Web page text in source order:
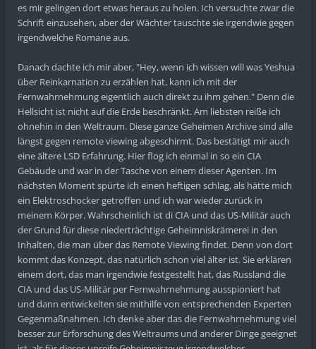
es mir gelingen dort etwas heraus zu holen. Ich versuchte zwar die
Schrift einzusehen, aber der Wächter tauschte sie irgendwie gegen
irgendwelche Romane aus.
Danach dachte ich mir aber, "Hey, wenn ich wissen will was Yeshua
über Reinkarnation zu erzählen hat, kann ich mit der
Fernwahrnehmung eigentlich auch direkt zu ihm gehen." Denn die
Hellsicht ist nicht auf die Erde beschränkt. Am liebsten reiße ich
ohnehin in den Weltraum. Diese ganze Geheimen Archive sind alle
längst gegen remote viewing abgeschirmt. Das bestätigt mir auch
eine ältere LSD Erfahrung. Hier flog ich einmal in so ein CIA
Gebäude und war in der Tasche von einem dieser Agenten. Im
nächsten Moment spürte ich einen heftigen schlag, als hätte mich
ein Elektroschocker getroffen und ich war wieder zurück in
meinem Körper. Wahrscheinlich ist di CIA und das US-Militär auch
der Grund für diese niederträchtige Geheimniskrämerei in den
Inhalten, die man über das Remote Viewing findet. Denn von dort
kommt das Konzept, das natürlich schon viel älter ist. Sie erklären
einem dort, das man irgendwie festgestellt hat, das Russland die
CIA und das US-Militär per Fernwahrnehmung ausspioniert hat
und dann entwickelten sie mithilfe von entsprechenden Experten
Gegenmaßnahmen. Ich denke aber das die Fernwahrnehmung viel
besser zur Erforschung des Weltraums und anderer Dinge geeignet